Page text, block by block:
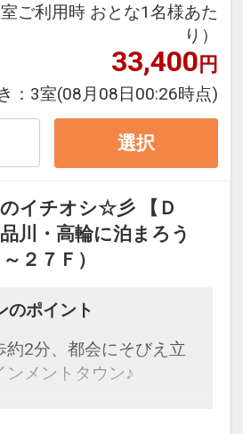
体予約はお受けできま
名、個人名で複数室を仮
お控えください。
数室ご予約される際に
代表者氏名をお知らせく
」と「朝食付プラン」
ン」と「朝食付プラ
がどちらかを【食事条
確認のうえ、予約にお進
室ご利用時 おとな1名様あた
り）
33,400円
： 3室(08月08日00:26時点)
選択
イチオシ☆彡 【Ｄ
川・高輪に泊まろう
２７Ｆ）
のポイント
約2分、都会にそびえ立
ンメントタウン♪